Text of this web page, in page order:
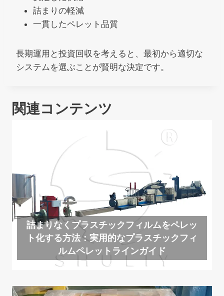
詰まりの軽減
一貫したペレット品質
長期運用と投資回収を考えると、最初から適切な
システムを選ぶことが賢明な決定です。
関連コンテンツ
詰まりなくプラスチックフィルムをペレッ
ト化する方法：実用的なプラスチックフィ
ルムペレットラインガイド